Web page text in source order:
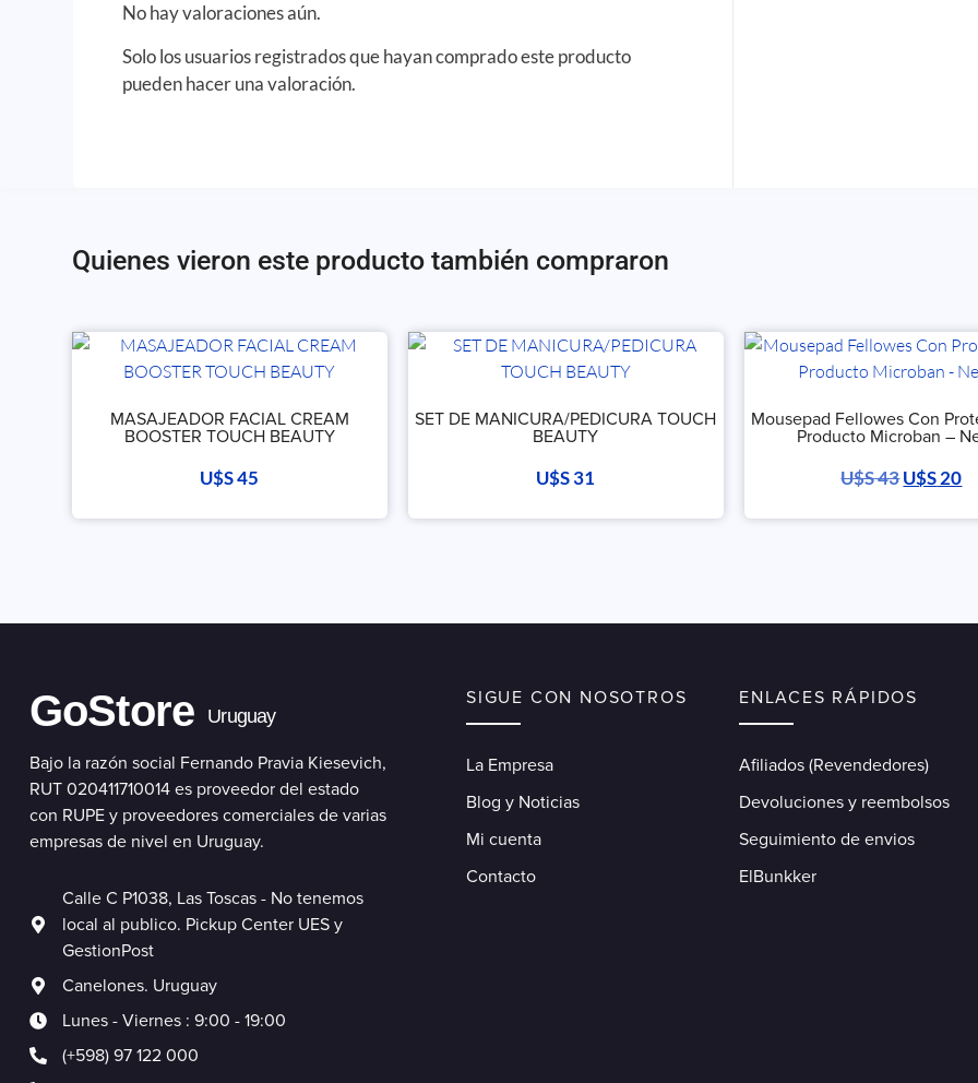
No hay valoraciones aún.
Solo los usuarios registrados que hayan comprado este producto
pueden hacer una valoración.
Quienes vieron este producto también compraron
MASAJEADOR FACIAL CREAM
BOOSTER TOUCH BEAUTY
U$S45
SET DE MANICURA/PEDICURA TOUCH
BEAUTY
U$S31
Mousepad Fellowes Con
Producto Microban –
U$S43U$S20
GoStore Uruguay
Bajo la razón social Fernando Pravia Kiesevich,
RUT 020411710014 es proveedor del estado
con RUPE y proveedores comerciales de varias
empresas de nivel en Uruguay.
Calle C P1038, Las Toscas - No tenemos
local al publico. Pickup Center UES y
GestionPost
Canelones. Uruguay
Lunes - Viernes : 9:00 - 19:00
(+598) 97 122 000
SIGUE CON NOSOTROS
La Empresa
Blog y Noticias
Mi cuenta
Contacto
ENLACES RÁPIDOS
Afiliados (Revendedores)
Devoluciones y reembolsos
Seguimiento de envios
ElBunkker